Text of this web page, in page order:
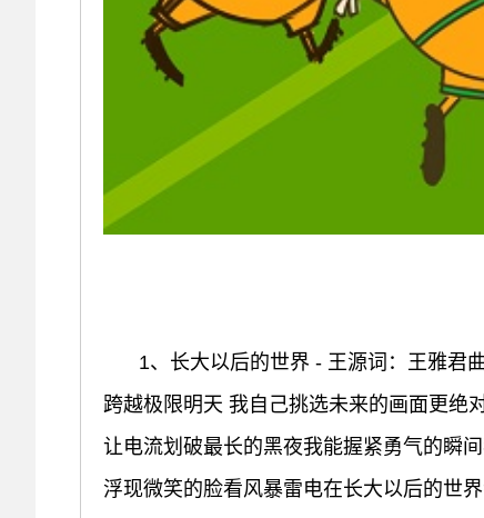
1、长大以后的世界 - 王源词：王雅君
跨越极限明天 我自己挑选未来的画面更绝
让电流划破最长的黑夜我能握紧勇气的瞬
浮现微笑的脸看风暴雷电在长大以后的世